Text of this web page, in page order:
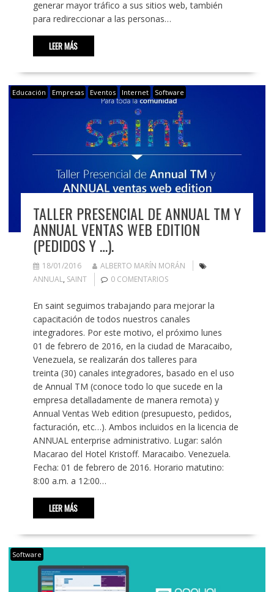
generar mayor tráfico a sus sitios web, también
para redireccionar a las personas…
LEER MÁS
Educación Empresas Eventos Internet Software
TALLER PRESENCIAL DE ANNUAL TM Y
ANNUAL VENTAS WEB EDITION
(PEDIDOS Y …).
18/01/2016
ALBERTO MARÍN MORÁN
ANNUAL, SAINT 0 COMENTARIOS
En saint seguimos trabajando para mejorar la
capacitación de todos nuestros canales
integradores. Por este motivo, el próximo lunes
01 de febrero de 2016, en la ciudad de Maracaibo,
Venezuela, se realizarán dos talleres para
treinta (30) canales integradores, basado en el uso
de Annual TM (conoce todo lo que sucede en la
empresa detalladamente de manera remota) y
Annual Ventas Web edition (presupuesto, pedidos,
facturación, etc…). Ambos incluidos en la licencia de
ANNUAL enterprise administrativo. Lugar: salón
Macarao del Hotel Kristoff. Maracaibo. Venezuela.
Fecha: 01 de febrero de 2016. Horario matutino:
8:00 a.m. a 12:00…
LEER MÁS
Software